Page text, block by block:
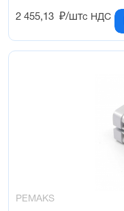
2 455,13 ₽/штс НДС
PEMAKS